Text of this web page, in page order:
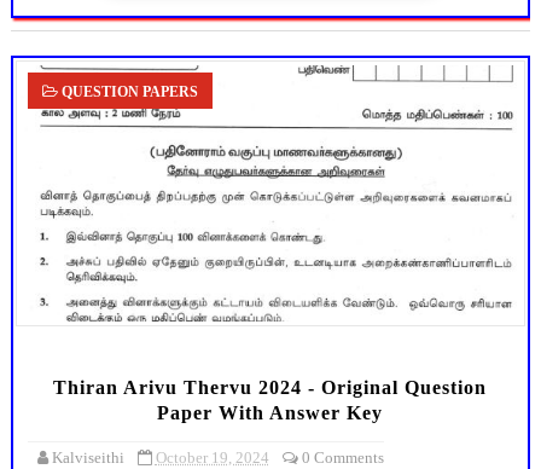
QUESTION PAPERS
Thiran Arivu Thervu 2024 - Original Question
Paper With Answer Key
Kalviseithi October 19, 2024 0 Comments